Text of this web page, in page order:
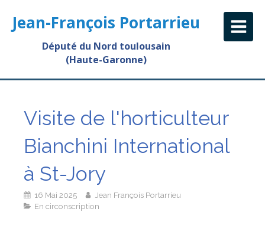
Jean-François Portarrieu
Député du Nord toulousain
(Haute-Garonne)
Visite de l'horticulteur
Bianchini International
à St-Jory
16 Mai 2025
Jean François Portarrieu
En circonscription